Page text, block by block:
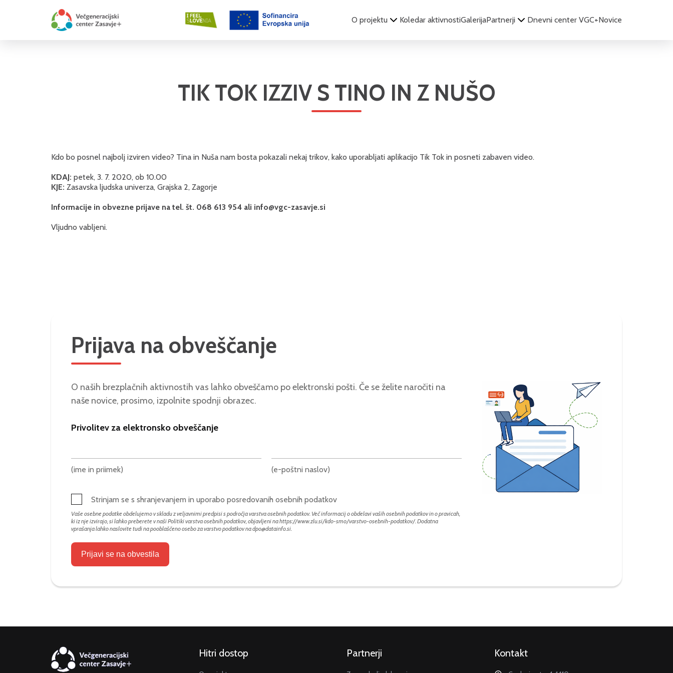
O projektu Koledar aktivnostiGalerijaPartnerji Dnevni center VGC+Novice
TIK TOK IZZIV S TINO IN Z NUŠO
Kdo bo posnel najbolj izviren video? Tina in Nuša nam bosta pokazali nekaj trikov, kako uporabljati aplikacijo Tik Tok in posneti zabaven video.
KDAJ: petek, 3. 7. 2020, ob 10.00
KJE: Zasavska ljudska univerza, Grajska 2, Zagorje
Informacije in obvezne prijave na tel. št. 068 613 954 ali info@vgc-zasavje.si
Vljudno vabljeni.
Prijava na obveščanje
O naših brezplačnih aktivnostih vas lahko obveščamo po elektronski pošti. Če se želite naročiti na
naše novice, prosimo, izpolnite spodnji obrazec.
Privolitev za elektronsko obveščanje
(ime in priimek) (e-poštni naslov)
Strinjam se s shranjevanjem in uporabo posredovanih osebnih podatkov
Vaše osebne podatke obdelujemo v skladu z veljavnimi predpisi s področja varstva osebnih podatkov. Več informacij o obdelavi vaših osebnih podatkov in o pravicah,
ki iz nje izvirajo, si lahko preberete v naši Politiki varstva osebnih podatkov, objavljeni nahttps://www.zlu.si/kdo-smo/varstvo-osebnih-podatkov/. Dodatna
vprašanja lahko naslovite tudi na pooblaščeno osebo za varstvo podatkov nadpo@datainfo.si.
Prijavi se na obvestila
Hitri dostop Partnerji Kontakt